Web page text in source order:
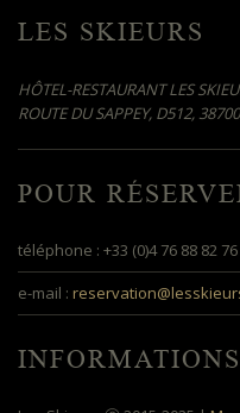
LES SKIEURS
HÔTEL-RESTAURANT LES
ROUTE DU SAPPEY, D512,
POUR
téléphone : +33 (0)4 76 88 82 76
e-mail :
INFORMATIONS